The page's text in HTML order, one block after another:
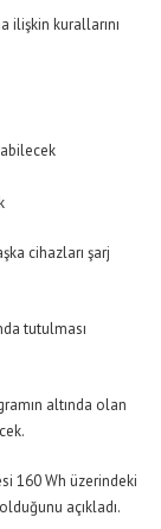
ilişkin kurallarını
cihazları şarj
tutulması
altında olan
160 Wh üzerindeki
açıkladı.